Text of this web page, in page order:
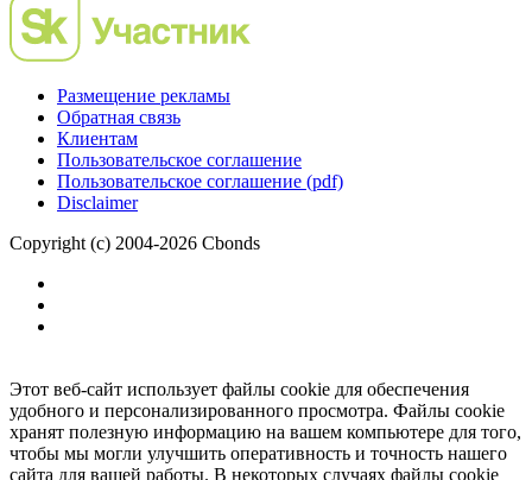
Размещение рекламы
Обратная связь
Пользовательское соглашение
Copyright (c) 2004-2026 Cbonds
Этот веб-сайт использует файлы cookie для обеспечения